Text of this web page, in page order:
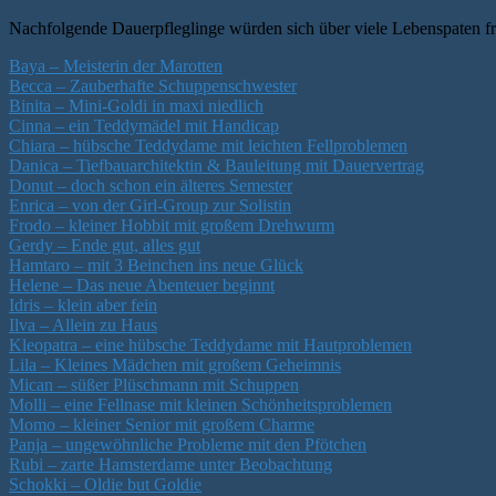
Nachfolgende Dauerpfleglinge würden sich über viele Lebenspaten
Baya – Meisterin der Marotten
Becca – Zauberhafte Schuppenschwester
Binita – Mini-Goldi in maxi niedlich
Cinna – ein Teddymädel mit Handicap
Chiara – hübsche Teddydame mit leichten Fellproblemen
Danica – Tiefbauarchitektin & Bauleitung mit Dauervertrag
Donut – doch schon ein älteres Semester
Enrica – von der Girl-Group zur Solistin
Frodo – kleiner Hobbit mit großem Drehwurm
Gerdy – Ende gut, alles gut
Hamtaro – mit 3 Beinchen ins neue Glück
Helene – Das neue Abenteuer beginnt
Idris – klein aber fein
Ilva – Allein zu Haus
Kleopatra – eine hübsche Teddydame mit Hautproblemen
Lila – Kleines Mädchen mit großem Geheimnis
Mican – süßer Plüschmann mit Schuppen
Molli – eine Fellnase mit kleinen Schönheitsproblemen
Momo – kleiner Senior mit großem Charme
Panja – ungewöhnliche Probleme mit den Pfötchen
Rubi – zarte Hamsterdame unter Beobachtung
Schokki – Oldie but Goldie